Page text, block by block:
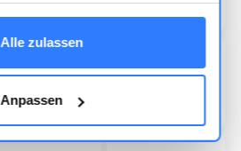
Alle zulassen
Anpassen